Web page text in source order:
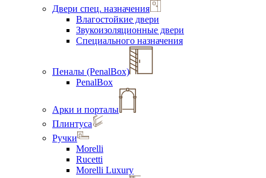
Двери спец. назначения
Влагостойкие двери
Звукоизоляционные двери
Специального назначения
Пеналы (PenalBox)
PenalBox
Арки и порталы
Плинтуса
Ручки
Morelli
Rucetti
Morelli Luxury